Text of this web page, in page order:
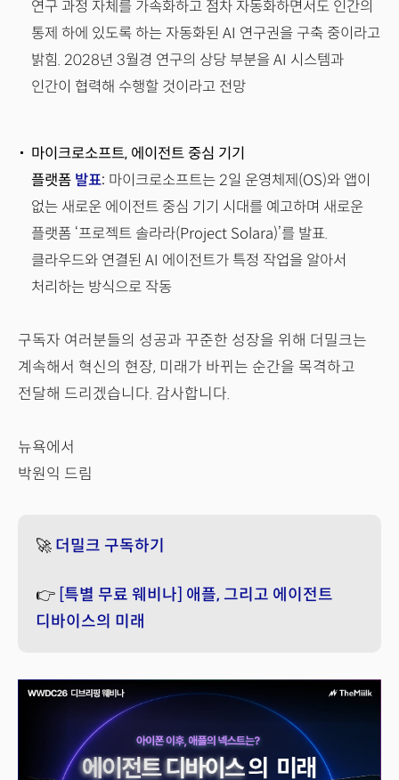
연구 과정 자체를 가속화하고 점차 자동화하면서도 인간의
통제 하에 있도록 하는 자동화된 AI 연구권을 구축 중이라고
밝힘. 2028년 3월경 연구의 상당 부분을 AI 시스템과
인간이 협력해 수행할 것이라고 전망
마이크로소프트, 에이전트 중심 기기
플랫폼 발표: 마이크로소프트는 2일 운영체제(OS)와 앱이
없는 새로운 에이전트 중심 기기 시대를 예고하며 새로운
플랫폼 ‘프로젝트 솔라라(Project Solara)’를 발표.
클라우드와 연결된 AI 에이전트가 특정 작업을 알아서
처리하는 방식으로 작동
구독자 여러분들의 성공과 꾸준한 성장을 위해 더밀크는
계속해서 혁신의 현장, 미래가 바뀌는 순간을 목격하고
전달해 드리겠습니다. 감사합니다.
뉴욕에서
박원익 드림
🚀 더밀크 구독하기
👉 [특별 무료 웨비나] 애플, 그리고 에이전트
디바이스의 미래